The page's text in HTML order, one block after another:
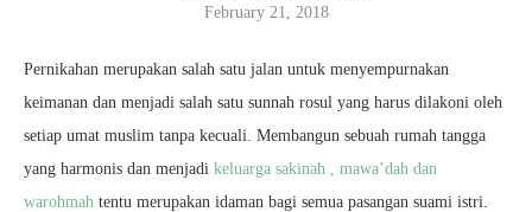
February 21, 2018
Pernikahan merupakan salah satu jalan untuk menyempurnakan
keimanan dan menjadi salah satu sunnah rosul yang harus dilakoni oleh
setiap umat muslim tanpa kecuali. Membangun sebuah rumah tangga
yang harmonis dan menjadi keluarga sakinah , mawa’dah dan
warohmah tentu merupakan idaman bagi semua pasangan suami istri.